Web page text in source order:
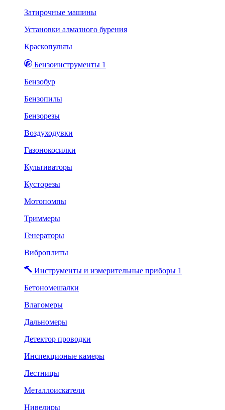
Затирочные машины
Установки алмазного бурения
Краскопульты
Бензоинструменты 1
Бензобур
Бензопилы
Бензорезы
Воздуходувки
Газонокосилки
Культиваторы
Кусторезы
Мотопомпы
Триммеры
Генераторы
Виброплиты
Инструменты и измерительные приборы 1
Бетономешалки
Влагомеры
Дальномеры
Детектор проводки
Инспекционые камеры
Лестницы
Металлоискатели
Нивелиры